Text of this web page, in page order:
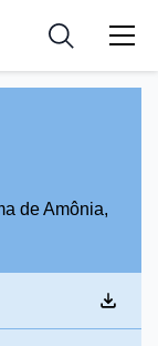
de Amônia,